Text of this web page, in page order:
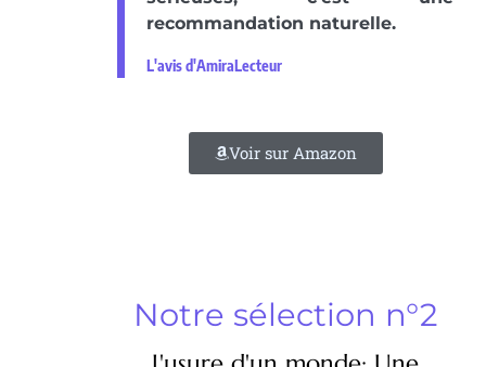
recommandation naturelle.
L'avis d'AmiraLecteur
Voir sur Amazon
Notre sélection n°2